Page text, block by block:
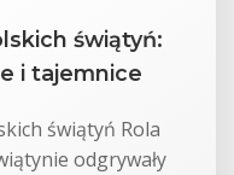
świątyń:
i tajemnice
świątyń Rola
odgrywały